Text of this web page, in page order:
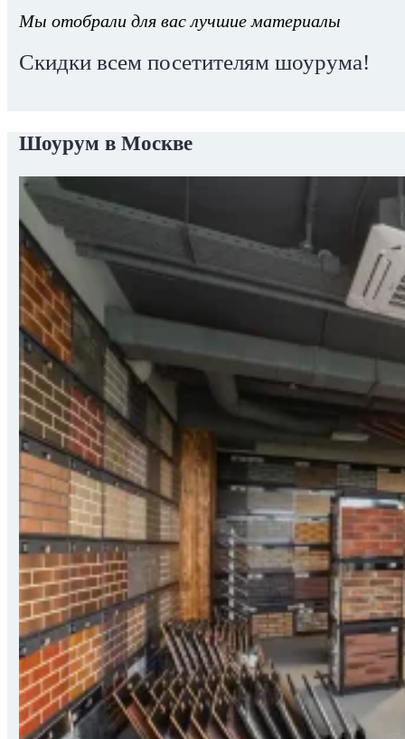
Мы отобрали для вас лучшие материалы
Скидки всем посетителям шоурума!
Шоурум в Москве